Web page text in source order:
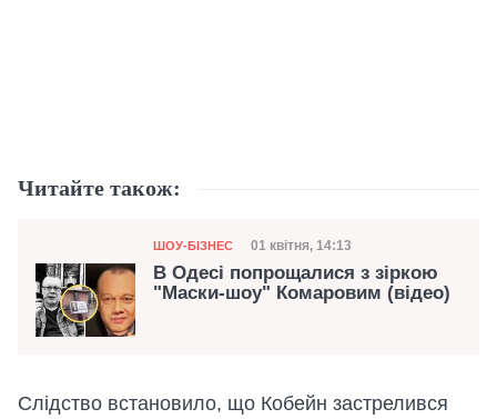
Читайте також:
Категорія
ШОУ-БІЗНЕС Дата публікації
01 квітня, 14:13
В Одесі попрощалися з зіркою
"Маски-шоу" Комаровим (відео)
Слідство встановило, що Кобейн застрелився